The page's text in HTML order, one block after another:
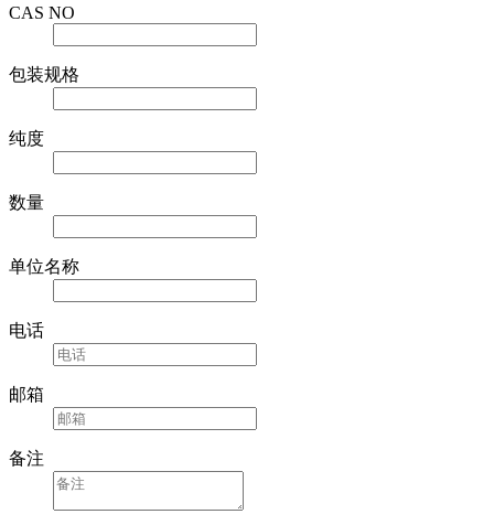
CAS NO
包装规格
纯度
数量
单位名称
电话
邮箱
备注